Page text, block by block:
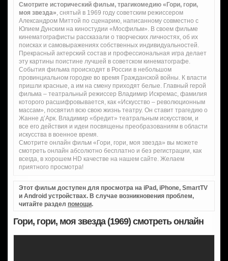
Смотрите исторический фильм, трагикомедию «Гори, гори,
моя звезда» , снятый в 1969 году советским режиссером
Александром Миттой по сценарию, написанному совместно с
Юлием Дунским на киностудии «Мосфильм». В своем фильме
кинематографисты рассказали о творческих личностях, об их
поисках и самовыражениях собственных индивидуальностей.
Прекрасный актерский состав и профессиональная игра делает
эту картины поистине лучшей в советском кинематографе.
События фильма происходят в России в небольшом
провинциальном городке во время Гражданской войны. К власти
пришли красные, а им на смену приходят белые. Главный герой
фильма – театральный режиссер Владимир Искремас, фамилия
которого расшифровывается, как «Искусство – революционным
массам», посвятил всю свою жизнь театру. Он ставит трагедию о
Жанне д’Арк. Владимир «бредит» театральным искусством, и
все его действия и идеи посвящены преобразованиям в области
искусства в военное время.
Смотрите онлайн фильм «Гори, гори, моя звезда» вы можете
смотреть онлайн абсолютно бесплатно и без регистрации, как
всегда, в хорошем HD качестве на нашем сайте. Желаем
приятного просмотра!
Этот фильм доступен для просмотра на iPad, iPhone, SmartTV
и Android устройствах. В случае возникновения проблем,
читайте раздел помощи.
Гори, гори, моя звезда (1969) смотреть онлайн